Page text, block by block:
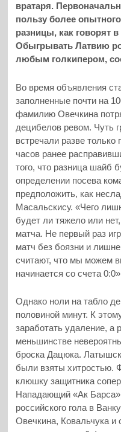
вратаря.
пользу более
разницы, как говорят
Обыгрывать Латвию
любым голкипером,
Во время объявления
заполненные почти на
фамилию Овечкина
децибелов ревом. Чуть
встречали разве
часов ранее
того, что разница шайб
определении посева
предположить, как
Масальскису. «Чего
будет ли тяжело или
матча. Не первый раз
матч без боязни и
считают, что мы можем
начинается со счета
Однако ноли на табло
половиной минут. К
заработать удаление, а
меньшинстве
броска Дацюка.
были взяты хитростью.
клюшку защитника
Нападающий «Ак Барса»
российского гола в
Овечкина, Ковальчука